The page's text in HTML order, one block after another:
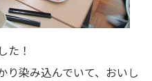
た！
り染み込んでいて、おいし